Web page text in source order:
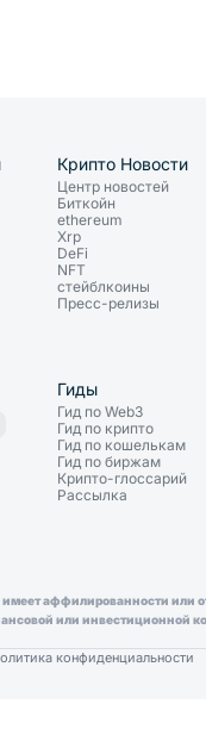
Крипто Новости
Центр новостей
Биткойн
ethereum
Xrp
DeFi
NFT
стейблкоины
Пресс-релизы
Гиды
Гид по Web3
Гид по крипто
Гид по кошелькам
Гид по биржам
Крипто-глоссарий
Рассылка
имеет аффилированности
или инвестиционной
конфиденциальности